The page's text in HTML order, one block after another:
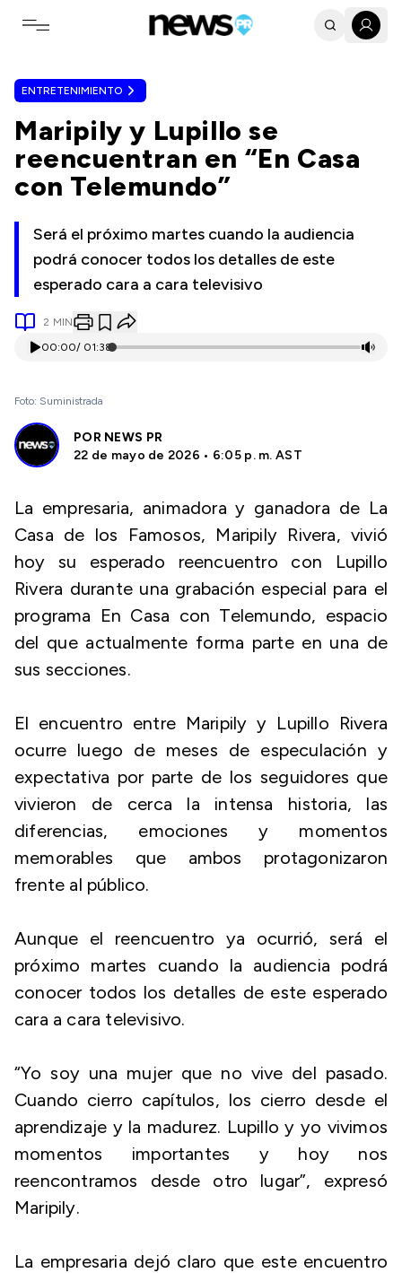
Toggle navigation menu
ENTRETENIMIENTO
Maripily y Lupillo se
reencuentran en “En Casa
con Telemundo”
Será el próximo martes cuando la audiencia
podrá conocer todos los detalles de este
esperado cara a cara televisivo
2 MIN
00:00/ 01:38
Foto: Suministrada
POR NEWS PR
22 de mayo de 2026 • 6:05 p. m. AST
La empresaria, animadora y ganadora de La
Casa de los Famosos, Maripily Rivera, vivió
hoy su esperado reencuentro con Lupillo
Rivera durante una grabación especial para el
programa En Casa con Telemundo, espacio
del que actualmente forma parte en una de
sus secciones.
El encuentro entre Maripily y Lupillo Rivera
ocurre luego de meses de especulación y
expectativa por parte de los seguidores que
vivieron de cerca la intensa historia, las
diferencias, emociones y momentos
memorables que ambos protagonizaron
frente al público.
Aunque el reencuentro ya ocurrió, será el
próximo martes cuando la audiencia podrá
conocer todos los detalles de este esperado
cara a cara televisivo.
“Yo soy una mujer que no vive del pasado.
Cuando cierro capítulos, los cierro desde el
aprendizaje y la madurez. Lupillo y yo vivimos
momentos importantes y hoy nos
reencontramos desde otro lugar”, expresó
Maripily.
La empresaria dejó claro que este encuentro